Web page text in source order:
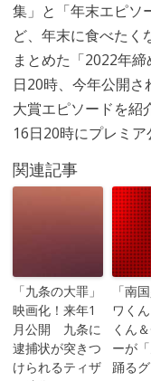
集」と「年末エピソ
ど、年末に食べたく
まとめた「2022年
日20時、今年公開
大賞エピソードを紹
16日20時にプレミア
関連記事
「九条の大罪」
映画化！来年1
月公開 九条に
逮捕状が突きつ
けられるティザ
「南
ワく
くん
ーが「
踊る